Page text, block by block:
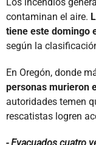
Los incendios
contaminan el aire.
tiene este domingo
según la
En Oregón, donde
personas murieron
autoridades temen
rescatistas logren